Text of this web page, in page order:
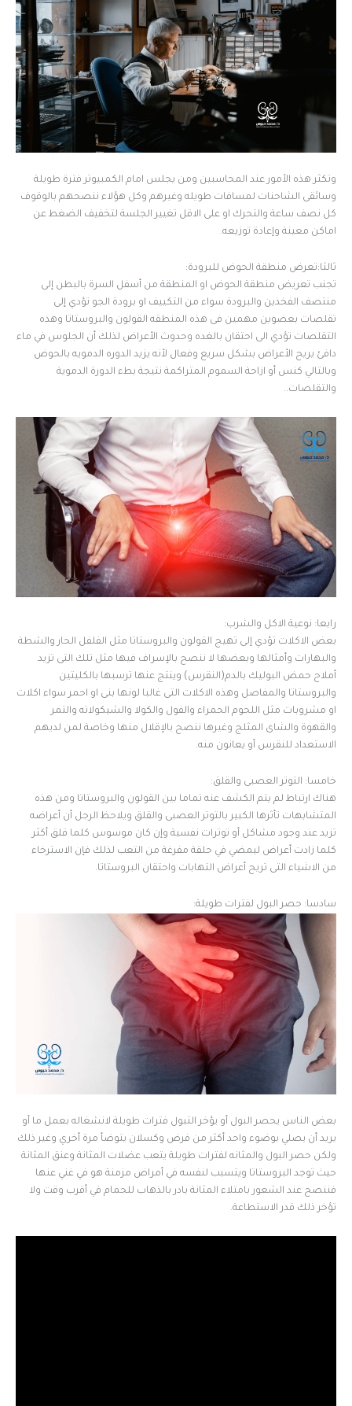
وتكثر هذه الأمور عند المحاسبين ومن يجلس امام الكمبيوتر فترة طويلة
وسائقى الشاحنات لمسافات طويله وغيرهم وكل هؤلاء ننصحهم بالوقوف
كل نصف ساعة والتحرك او على الاقل تغيير الجلسة لتخفيف الضغط عن
اماكن معينة وإعادة توزيعه.
ثالثا:تعرض منطقة الحوض للبرودة:
تجنب تعريض منطقة الحوض او المنطقة من أسفل السرة بالبطن إلى
منتصف الفخذين والبرودة سواء من التكييف او برودة الجو تؤدي إلى
تقلصات بعضوين مهمين فى هذه المنطقه القولون والبروستاتا وهذه
التقلصات تؤدي الى احتقان بالغده وحدوث الأعراض لذلك أن الجلوس في ماء
دافئ يريح الأعراض بشكل سريع وفعال لأنه يزيد الدوره الدمويه بالحوض
وبالتالي كنس أو ازاحة السموم المتراكمة نتيجة بطء الدورة الدموية
والتقلصات..
رابعا: نوعية الاكل والشرب:
بعض الاكلات تؤدي إلى تهيج القولون والبروستاتا مثل الفلفل الحار والشطة
والبهارات وأمثالها وبعضها لا ننصح بالإسراف فيها مثل تلك التى تزيد
أملاح حمض البوليك بالدم(النقرس) وينتج عنها ترسبها بالكليتين
والبروستاتا والمفاصل وهذه الاكلات التى غالبا لونها بنى او احمر سواء اكلات
او مشروبات مثل اللحوم الحمراء والفول والكولا والشيكولاته والتمر
والقهوة والشاى المثلج وغيرها ننصح بالإقلال منها وخاصة لمن لديهم
الاستعداد للنقرس أو يعانون منه.
خامسا: التوتر العصبى والقلق:
هناك ارتباط لم يتم الكشف عنه تماما بين القولون والبروستاتا ومن هذه
المتشابهات تأثرها الكبير بالتوتر العصبى والقلق ويلاحظ الرجل أن أعراضه
تزيد عند وجود مشاكل أو توترات نفسية وإن كان موسوس كلما قلق أكثر
كلما زادت أعراض ليمضي في حلقة مفرغة من التعب لذلك فإن الاسترخاء
من الاشياء التى تريح أعراض التهابات واحتقان البروستاتا.
سادسا: حصر البول لفترات طويلة:
بعض الناس يحصر البول أو يؤخر التبول فترات طويلة لانشغاله بعمل ما أو
يريد أن يصلي بوضوء واحد أكثر من فرض وكسلان يتوضأ مرة أخري وغير ذلك
ولكن حصر البول والمثانه لفترات طويلة يتعب عضلات المثانة وعنق المثانة
حيث توجد البروستاتا ويتسبب لنفسه في أمراض مزمنة هو في غني عنها
فننصح عند الشعور بامتلاء المثانة بادر بالذهاب للحمام في أقرب وقت ولا
تؤخر ذلك قدر الاستطاعة.